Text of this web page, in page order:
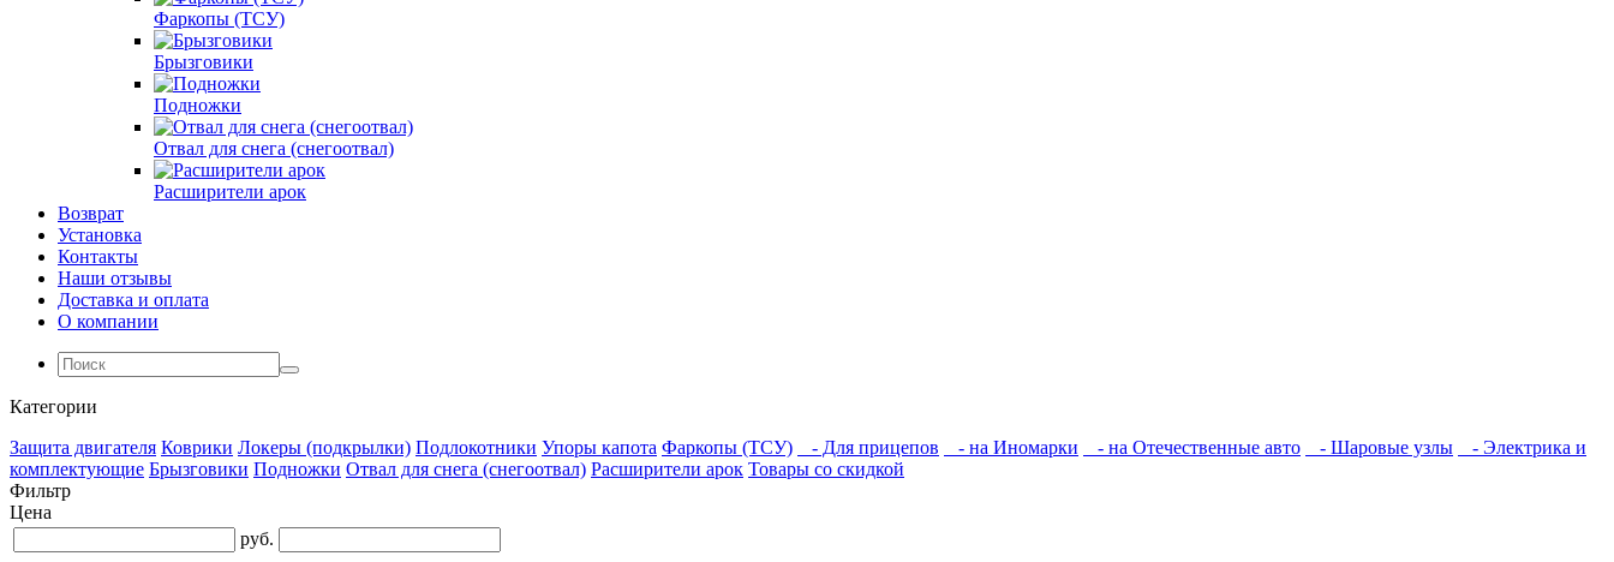
Фаркопы (ТСУ)
Брызговики
Подножки
Отвал для снега (снегоотвал)
Расширители арок
Возврат
Установка
Контакты
Наши отзывы
Доставка и оплата
О компании
Категории
Защита двигателя Коврики Локеры (подкрылки) Подлокотники Упоры капота Фаркопы (ТСУ) - Для прицепов - на Иномарки - на Отечественные авто - Шаровые узлы
- Электрика и
комплектующие Брызговики Подножки Отвал для снега (снегоотвал) Расширители арок Товары со скидкой
Фильтр
Цена
руб.